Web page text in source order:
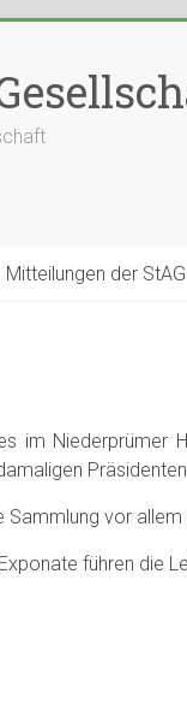
Mitteilungen der StAG
im
vor
führen die